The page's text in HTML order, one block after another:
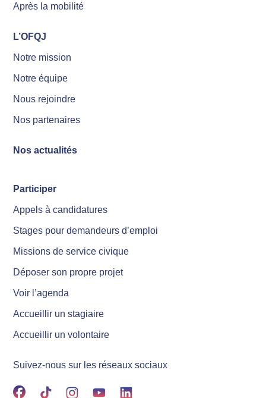
Après la mobilité
L’OFQJ
Notre mission
Notre équipe
Nous rejoindre
Nos partenaires
Nos actualités
Participer
Appels à candidatures
Stages pour demandeurs d’emploi
Missions de service civique
Déposer son propre projet
Voir l’agenda
Accueillir un stagiaire
Accueillir un volontaire
Suivez-nous sur les réseaux sociaux